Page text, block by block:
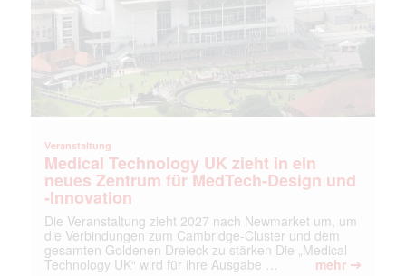
Veranstaltung
Medical Technology UK zieht in ein
neues Zentrum für MedTech-Design und
-Innovation
Die Veranstaltung zieht 2027 nach Newmarket um, um
die Verbindungen zum Cambridge-Cluster und dem
gesamten Goldenen Dreieck zu stärken Die „Medical
Technology UK“ wird für ihre Ausgabe …
mehr ➔